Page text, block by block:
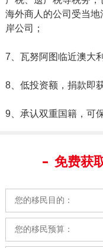
海外商人的公司受当
岸公司；
7、瓦努阿图临近澳大
8、低投资额，捐款即
9、承认双重国籍，可
免费获